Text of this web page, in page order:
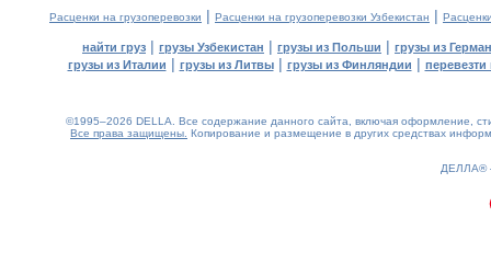
Расценки на грузоперевозки | Расценки на грузоперевозки Узбекистан |
найти груз | грузы Узбекистан | грузы из Польши | грузы из
грузы из Италии | грузы из Литвы| грузы из Финляндии | перевезти
©1995–2026 DELLA. Все содержание данного сайта, включая оформление,
Все права защищены. Копирование и размещение в других средствах